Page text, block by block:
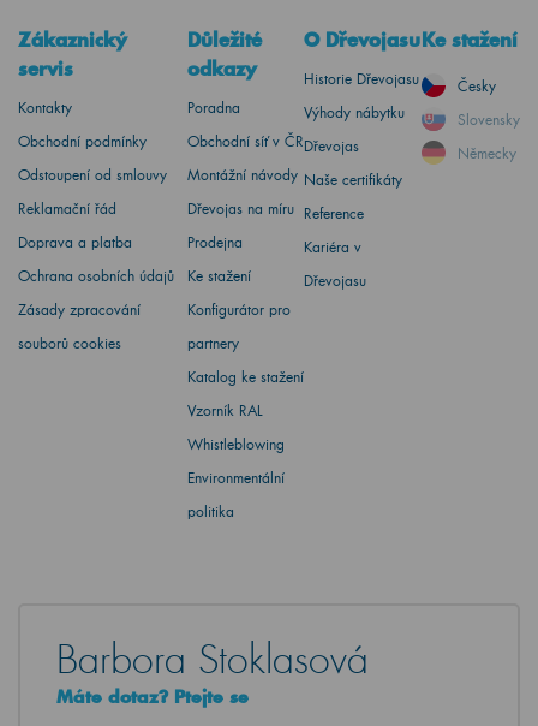
Zákaznický
servis
Kontakty
Obchodní podmínky
Odstoupení od smlouvy
Reklamační řád
Doprava a platba
Ochrana osobních údajů
Zásady zpracování
souborů cookies
Důležité
odkazy
Poradna
Obchodní síť v ČR
Montážní návody
Dřevojas na míru
Prodejna
Ke stažení
Konfigurátor pro
partnery
Katalog ke stažení
Vzorník RAL
Whistleblowing
Environmentální
politika
O Dřevojasu
Historie Dřevojasu
Výhody nábytku
Dřevojas
Naše certifikáty
Reference
Kariéra v
Dřevojasu
Ke stažení
Česky
Slovensky
Německy
Barbora Stoklasová
Máte dotaz? Ptejte se